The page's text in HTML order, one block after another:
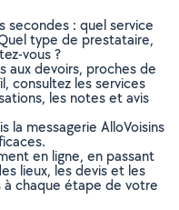
secondes : quel service
type de prestataire,
vous ?
aux devoirs, proches de
consultez les services
les notes et avis
la messagerie AlloVoisins
en ligne, en passant
lieux, les devis et les
à chaque étape de votre